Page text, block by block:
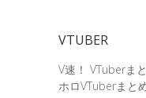
VTUBER
V速！ VTuberま
ホロVTuberまと